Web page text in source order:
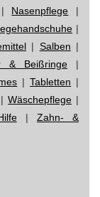
| Nasenpflege |
|
| Salben |
& Beißringe|
|Tabletten |
| Wäschepflege |
| Zahn- &